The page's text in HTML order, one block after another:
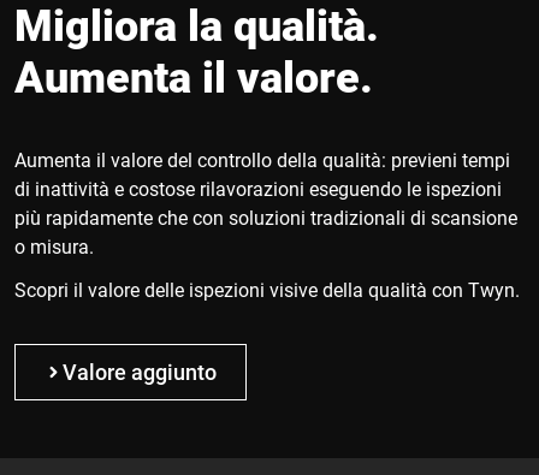
Migliora la qualità.
Aumenta il valore.
Aumenta il valore del controllo della qualità: previeni tempi
di inattività e costose rilavorazioni eseguendo le ispezioni
più rapidamente che con soluzioni tradizionali di scansione
o misura.
Scopri il valore delle ispezioni visive della qualità con Twyn.
Valore aggiunto